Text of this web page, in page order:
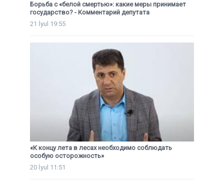
Борьба с «белой смертью»: какие меры принимает
государство? - Комментарий депутата
21 İyul 19:55
«К концу лета в лесах необходимо соблюдать
особую осторожность»
20 İyul 11:51